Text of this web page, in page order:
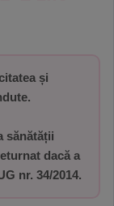
și
sănătății
dacă a
nr. 34/2014.